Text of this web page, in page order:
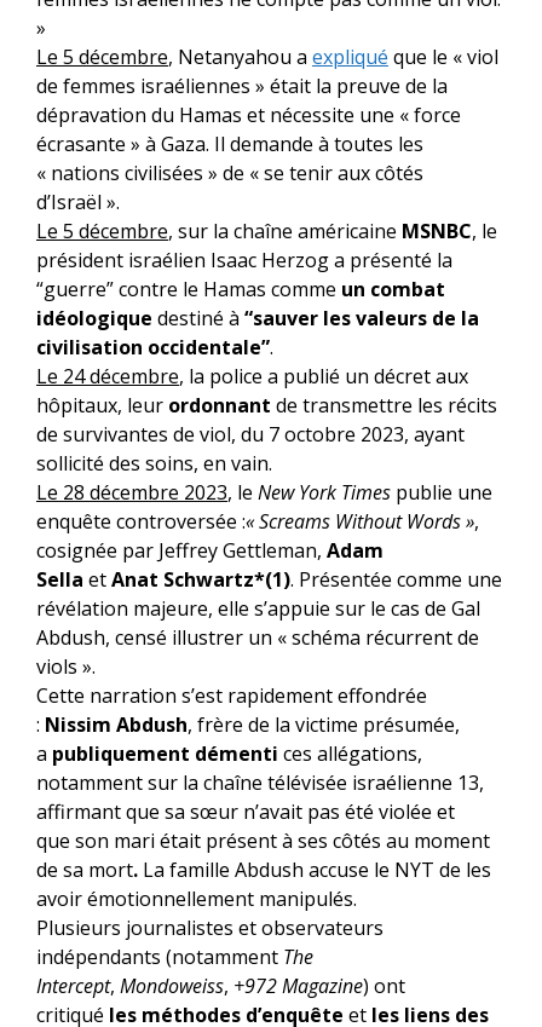
»
Le 5 décembre, Netanyahou a expliqué que le « viol
de femmes israéliennes » était la preuve de la
dépravation du Hamas et nécessite une « force
écrasante » à Gaza. Il demande à toutes les
« nations civilisées » de « se tenir aux côtés
d’Israël ».
Le 5 décembre, sur la chaîne américaine MSNBC, le
président israélien Isaac Herzog a présenté la
“guerre” contre le Hamas comme un combat
idéologique destiné à “sauver les valeurs de la
civilisation occidentale”.
Le 24 décembre, la police a publié un décret aux
hôpitaux, leur ordonnant de transmettre les récits
de survivantes de viol, du 7 octobre 2023, ayant
sollicité des soins, en vain.
Le 28 décembre 2023, le New York Times publie une
enquête controversée :« Screams Without Words »,
cosignée par Jeffrey Gettleman, Adam
Sella etAnat Schwartz*(1). Présentée comme une
révélation majeure, elle s’appuie sur le cas de Gal
Abdush, censé illustrer un « schéma récurrent de
viols ».
Cette narration s’est rapidement effondrée
: Nissim Abdush, frère de la victime présumée,
a publiquement démenti ces allégations,
notamment sur la chaîne télévisée israélienne 13,
affirmant que sa sœur n’avait pas été violée et
que son mari était présent à ses côtés au moment
de sa mort. La famille Abdush accuse le NYT de les
avoir émotionnellement manipulés.
Plusieurs journalistes et observateurs
indépendants (notamment The
Intercept, Mondoweiss, +972 Magazine) ont
critiqué les méthodes d’enquête et les liens des